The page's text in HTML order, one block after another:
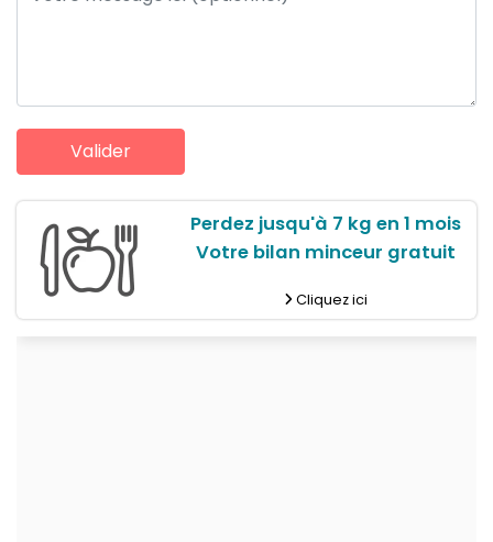
Perdez jusqu'à 7 kg en 1 mois
Votre bilan minceur gratuit
Cliquez ici